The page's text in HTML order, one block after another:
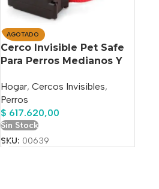
AGOTADO
Cerco Invisible Pet Safe
Para Perros Medianos Y
Hogar, Cercos Invisibles,
Perros
$ 617.620,00
Sin Stock
SKU: 00639